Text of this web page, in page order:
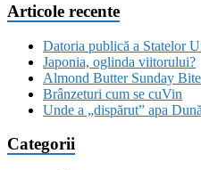
Articole recente
Datoria publică a Statelor
Japonia, oglinda viitorului?
Almond Butter Sunday
Brânzeturi cum se cuVin
Unde a „dispărut” apa
Categorii